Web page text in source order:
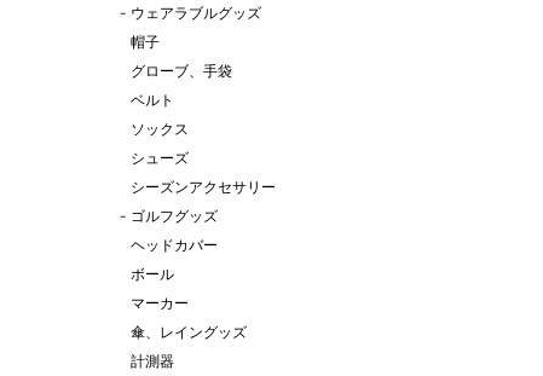
- ウェアラブルグッズ
帽子
グローブ、手袋
ベルト
ソックス
シューズ
シーズンアクセサリー
- ゴルフグッズ
ヘッドカバー
ボール
マーカー
傘、レイングッズ
計測器